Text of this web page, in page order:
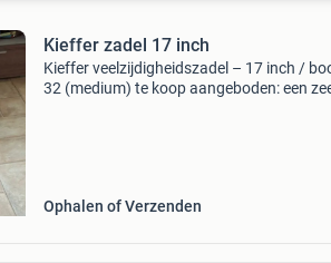
Kieffer zadel 17 inch
Kieffer veelzijdigheidszadel – 17 inch /
32 (medium) te koop aangeboden: een
Ophalen of Verzenden